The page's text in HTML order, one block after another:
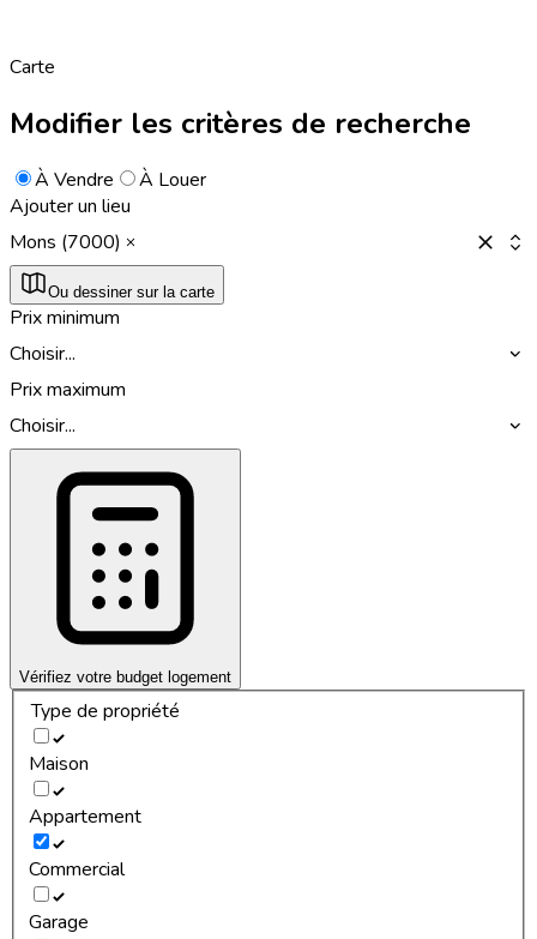
Carte
Modifier les critères de recherche
À Vendre
À Louer
Ajouter un lieu
Mons (7000)
Ou dessiner sur la carte
Prix minimum
Choisir...
Prix maximum
Choisir...
Vérifiez votre budget logement
Type de propriété
Maison
Appartement
Commercial
Garage